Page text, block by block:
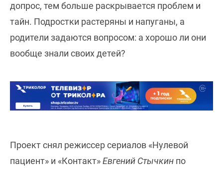
допрос, тем больше раскрывается проблем и
тайн. Подростки растеряны и напуганы, а
родители задаются вопросом: а хорошо ли они
вообще знали своих детей?
Проект снял режиссер сериалов «Нулевой
пациент» и «Контакт»Евгений Стычкин по